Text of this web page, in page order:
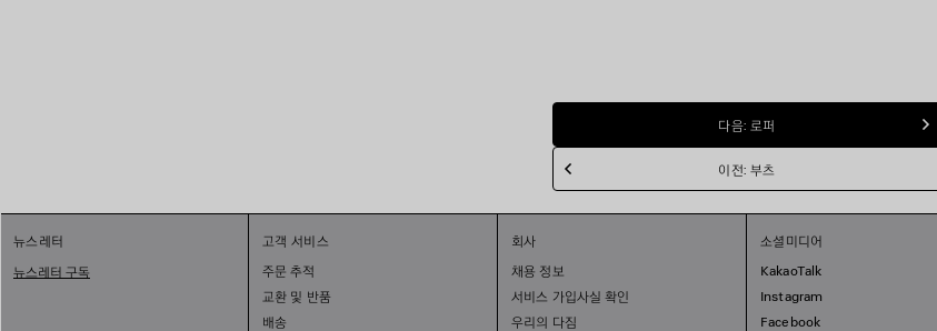
다음: 로퍼
이전: 부츠
뉴스레터
뉴스레터 구독
고객 서비스
주문 추적
교환 및 반품
배송
회사
채용 정보
서비스 가입사실 확인
우리의 다짐
소셜미디어
KakaoTalk
Instagram
Facebook